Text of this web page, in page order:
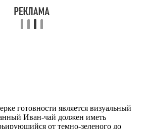
готовности является визуальный
Иван-чай должен иметь
от темно-зеленого до